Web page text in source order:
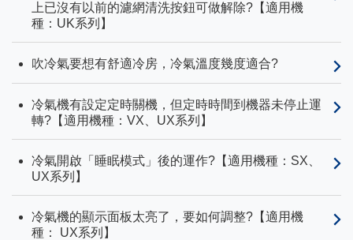
上已沒有以前的濾網清洗按鈕可做解除?【適用機
種：UK系列】
吹冷氣要想有舒適冷房，冷氣溫度幾度適合?
冷氣機有設定定時關機，但定時時間到機器未停止運
轉?【適用機種：VX、UX系列】
冷氣開啟「睡眠模式」後的運作?【適用機種：SX、
UX系列】
冷氣機的顯示面板太亮了，要如何調整?【適用機
種： UX系列】